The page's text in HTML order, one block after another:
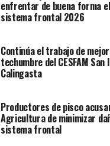
enfrentar de buena forma
sistema frontal 2026
Continúa el trabajo de
techumbre del CESFAM
Calingasta
Productores de pisco
Agricultura de minimizar
sistema frontal